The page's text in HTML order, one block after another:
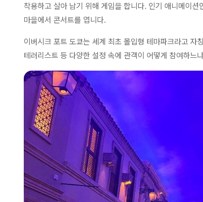
착용하고 살아 남기 위해 게임을 합니다. 인기 애니메이션
마을에서 콘서트를 엽니다.
이버시크 포트 도쿄는 세계 최초 몰입형 테마파크라고 자
테러리스트 등 다양한 설정 속에 관객이 어떻게 참여하느